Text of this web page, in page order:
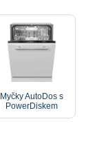
Myčky AutoDos s
PowerDiskem